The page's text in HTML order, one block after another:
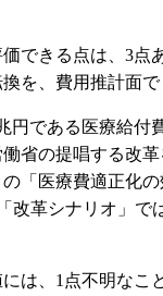
できる点は、3点
を、費用推計面
円である医療給
省の提唱する改
「医療費適正化
改革シナリオ」
は、1点不明なこ